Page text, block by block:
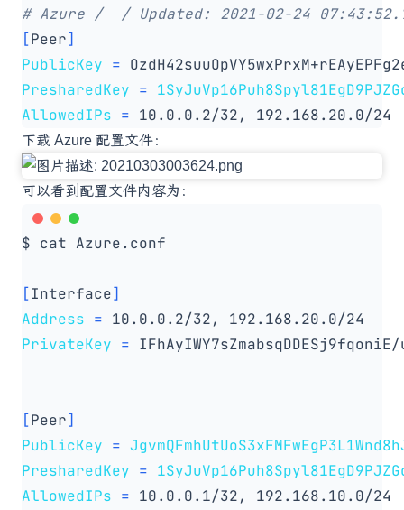
# Azure /  / Updated: 2021-02-24
[Peer]
PublicKey =
PresharedKey =
AllowedIPs =
下载 Azure 配置文件：
可以看到配置文件内容为：
[Interface]
Address =
PrivateKey =
[Peer]
PublicKey =
PresharedKey =
AllowedIPs =